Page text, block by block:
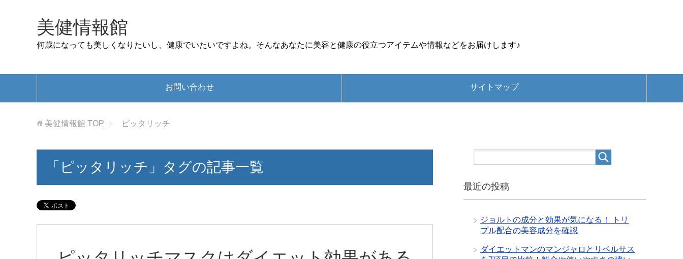
美健情報館
何歳になっても美しくなりたいし、健康でいたいですよね。そんなあなたに美容と健康の役立つアイテムや情報などをお届けします♪
お問い合わせ サイトマップ
美健情報館 TOP ピッタリッチ
「ピッタリッチ」タグの記事一覧
最近の投稿
ジョルトの成分と効果が気になる！ トリ
プル配合の美容成分を確認
ダイエットマンのマンジャロとリベルサス